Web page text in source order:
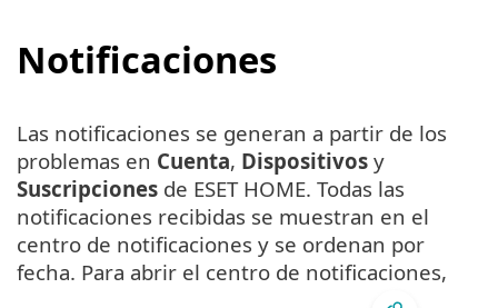
Notificaciones
Las notificaciones se generan a partir de los
problemas en Cuenta, Dispositivos y
Suscripciones de ESET HOME. Todas las
notificaciones recibidas se muestran en el
centro de notificaciones y se ordenan por
fecha. Para abrir el centro de notificaciones,